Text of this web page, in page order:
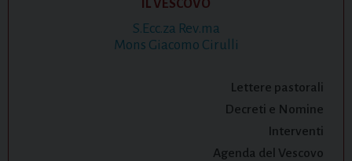
IL VESCOVO
S.Ecc.za Rev.ma
Mons Giacomo Cirulli
Lettere pastorali
Decreti e Nomine
Interventi
Agenda del Vescovo